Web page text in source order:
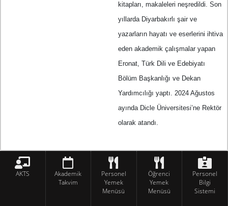
kitapları, makaleleri neşredildi. Son
yıllarda Diyarbakırlı şair ve
yazarların hayatı ve eserlerini ihtiva
eden akademik çalışmalar yapan
Eronat, Türk Dili ve Edebiyatı
Bölüm Başkanlığı ve Dekan
Yardımcılığı yaptı. 2024 Ağustos
ayında Dicle Üniversitesi’ne Rektör
olarak atandı.
AKTS
Akademik
Takvim
Personel
Yemek
Menüsü
Öğrenci
Yemek
Menüsü
Personel
Bilgi
Sistemi